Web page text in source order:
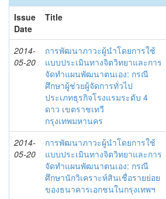
Issue
Date
Title
2014-
05-20
การพัฒนาภาวะผู้นำโดยการใช้
แบบประเมินทางจิตวิทยาและการ
จัดทำแผนพัฒนาตนเอง: กรณี
ศึกษาผู้ช่วยผู้จัดการทั่วไป
ประเภทธุรกิจโรงแรมระดับ 4
ดาว เขตราชเทวี
กรุงเทพมหานคร
2014-
05-20
การพัฒนาภาวะผู้นำโดยการใช้
แบบประเมินทางจิตวิทยาและการ
จัดทำแผนพัฒนาตนเอง: กรณี
ศึกษานักวิเคราะห์สินเชื่อรายย่อย
ของธนาคารเอกชนในกรุงเทพฯ